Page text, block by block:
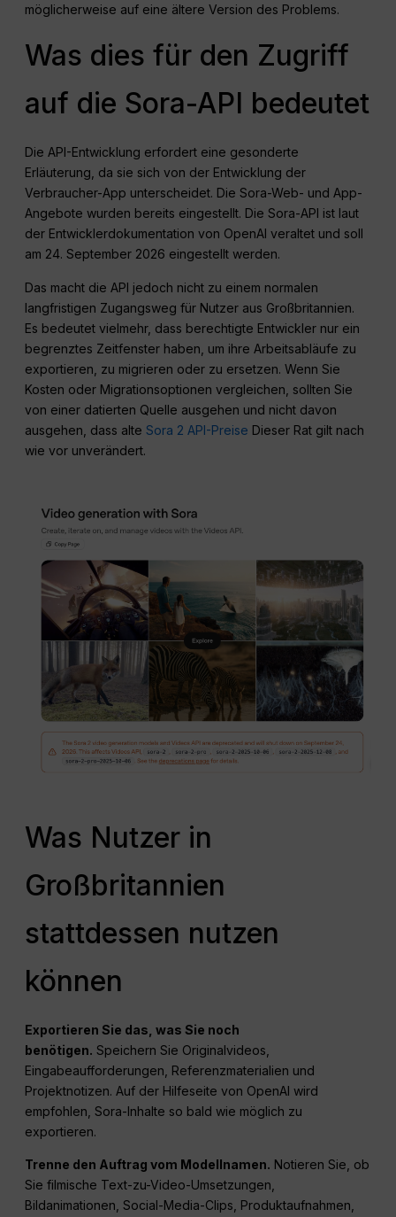
möglicherweise auf eine ältere Version des Problems.
Was dies für den Zugriff
auf die Sora-API bedeutet
Die API-Entwicklung erfordert eine gesonderte
Erläuterung, da sie sich von der Entwicklung der
Verbraucher-App unterscheidet. Die Sora-Web- und App-
Angebote wurden bereits eingestellt. Die Sora-API ist laut
der Entwicklerdokumentation von OpenAI veraltet und soll
am 24. September 2026 eingestellt werden.
Das macht die API jedoch nicht zu einem normalen
langfristigen Zugangsweg für Nutzer aus Großbritannien.
Es bedeutet vielmehr, dass berechtigte Entwickler nur ein
begrenztes Zeitfenster haben, um ihre Arbeitsabläufe zu
exportieren, zu migrieren oder zu ersetzen. Wenn Sie
Kosten oder Migrationsoptionen vergleichen, sollten Sie
von einer datierten Quelle ausgehen und nicht davon
ausgehen, dass alteSora 2 API-Preise Dieser Rat gilt nach
wie vor unverändert.
Was Nutzer in
Großbritannien
stattdessen nutzen
können
Exportieren Sie das, was Sie noch
benötigen. Speichern Sie Originalvideos,
Eingabeaufforderungen, Referenzmaterialien und
Projektnotizen. Auf der Hilfeseite von OpenAI wird
empfohlen, Sora-Inhalte so bald wie möglich zu
exportieren.
Trenne den Auftrag vom Modellnamen. Notieren Sie, ob
Sie filmische Text-zu-Video-Umsetzungen,
Bildanimationen, Social-Media-Clips, Produktaufnahmen,